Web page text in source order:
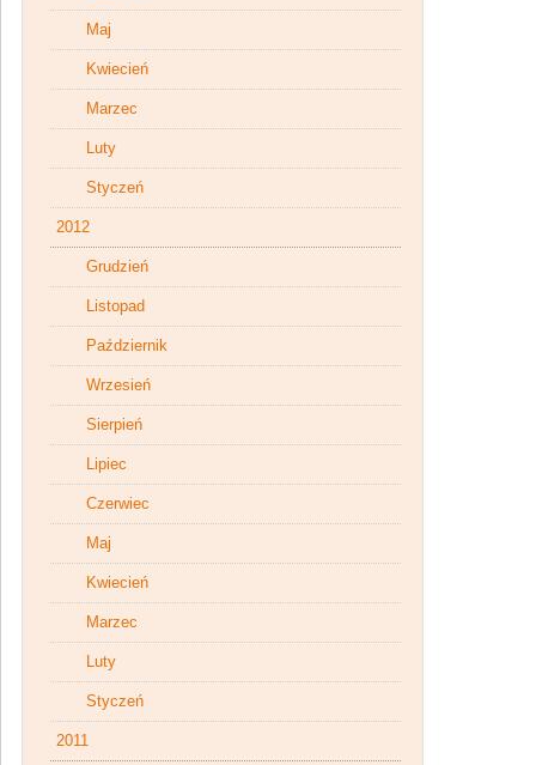
Maj
Kwiecień
Marzec
Luty
Styczeń
2012
Grudzień
Listopad
Październik
Wrzesień
Sierpień
Lipiec
Czerwiec
Maj
Kwiecień
Marzec
Luty
Styczeń
2011